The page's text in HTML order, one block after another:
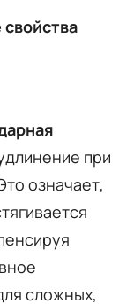
при
означает,
сложных,